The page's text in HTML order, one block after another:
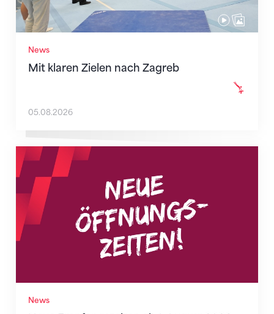
News
Mit klaren Zielen nach Zagreb
05.08.2026
News
Neue Empfangszeiten ab 1. August 2026